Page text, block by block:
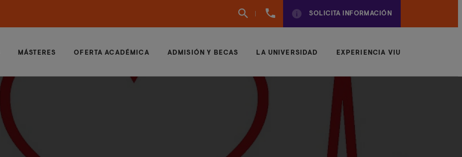
960
SOLICITA INFORMACIÓN
MÁSTERES OFERTA ACADÉMICA ADMISIÓN Y BECAS LA UNIVERSIDAD EXPERIENCIA VIU